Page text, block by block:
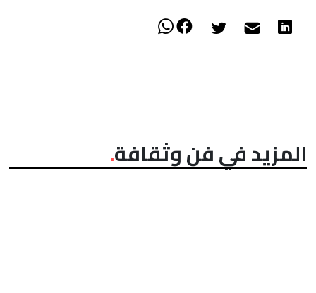
المزيد في فن وثقافة